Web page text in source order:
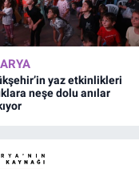
yaz etkinlikleri
neşe dolu anılar